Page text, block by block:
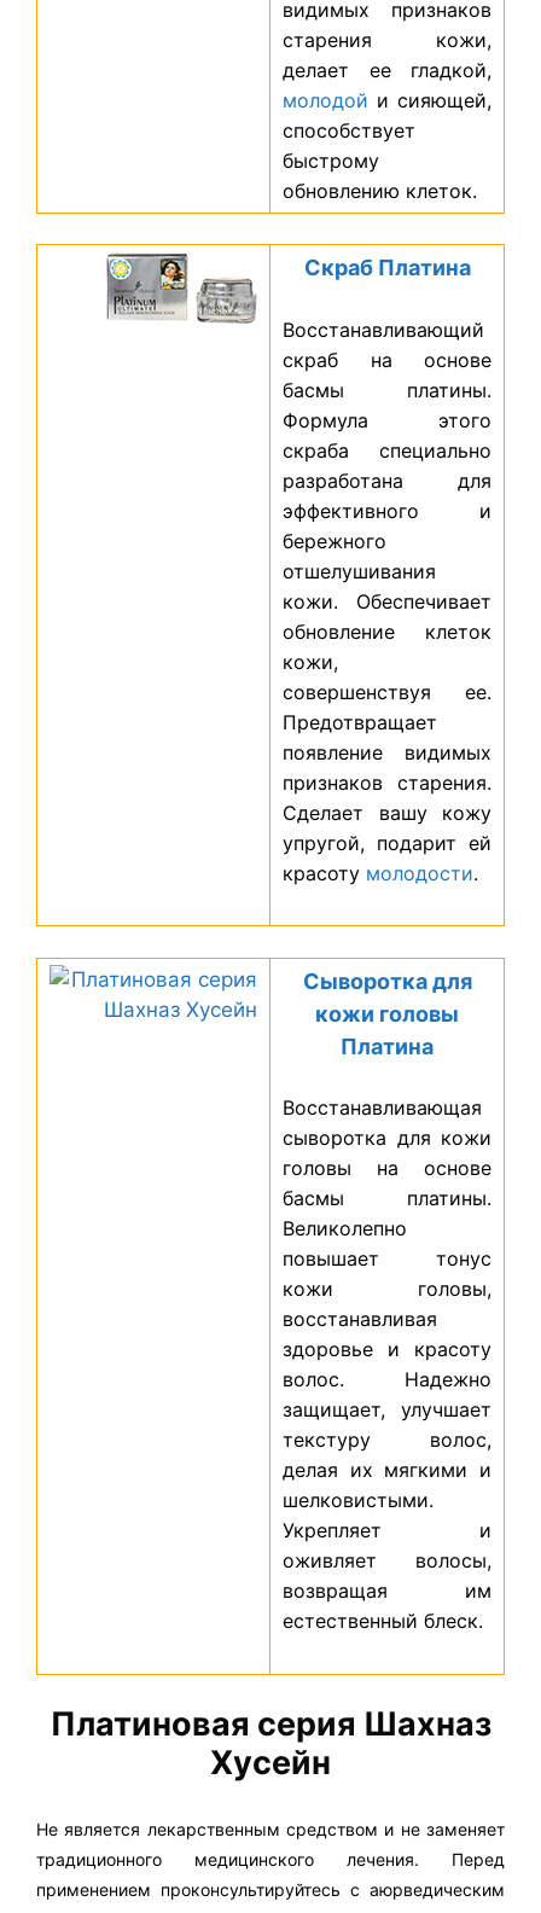
видимых признаков
старения кожи,
делает ее гладкой,
молодой и сияющей,
способствует
быстрому
обновлению клеток.
Скраб Платина
Восстанавливающий
скраб на основе
басмы платины.
Формула этого
скраба специально
разработана для
эффективного и
бережного
отшелушивания
кожи. Обеспечивает
обновление клеток
кожи,
совершенствуя ее.
Предотвращает
появление видимых
признаков старения.
Сделает вашу кожу
упругой, подарит ей
красоту молодости.
Сыворотка для
кожи головы
Платина
Восстанавливающая
сыворотка для кожи
головы на основе
басмы платины.
Великолепно
повышает тонус
кожи головы,
восстанавливая
здоровье и красоту
волос. Надежно
защищает, улучшает
текстуру волос,
делая их мягкими и
шелковистыми.
Укрепляет и
оживляет волосы,
возвращая им
естественный блеск.
Платиновая серия Шахназ
Хусейн
Не является лекарственным средством и не заменяет
традиционного медицинского лечения. Перед
применением проконсультируйтесь с аюрведическим